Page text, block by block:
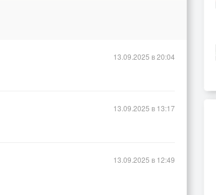
13.09.2025 в 20:04
13.09.2025 в 13:17
13.09.2025 в 12:49